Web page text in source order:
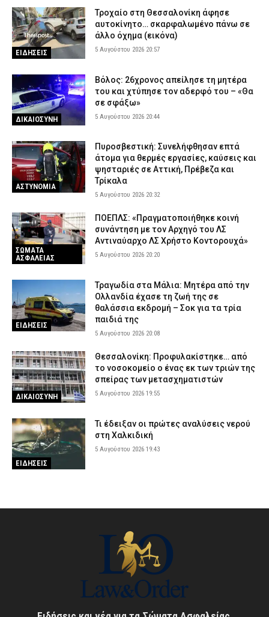
ΕΙΔΗΣΕΙΣ
Τροχαίο στη Θεσσαλονίκη άφησε
αυτοκίνητο… σκαρφαλωμένο πάνω σε
άλλο όχημα (εικόνα)
5 Αυγούστου 2026 20:57
ΔΙΚΑΙΟΣΥΝΗ
Βόλος: 26χρονος απείλησε τη μητέρα
του και χτύπησε τον αδερφό του – «Θα
σε σφάξω»
5 Αυγούστου 2026 20:44
ΑΣΤΥΝΟΜΙΑ
Πυροσβεστική: Συνελήφθησαν επτά
άτομα για θερμές εργασίες, καύσεις και
ψησταριές σε Αττική, Πρέβεζα και
Τρίκαλα
5 Αυγούστου 2026 20:32
ΣΩΜΑΤΑ
ΑΣΦΑΛΕΙΑΣ
ΠΟΕΠΛΣ: «Πραγματοποιήθηκε κοινή
συνάντηση με τον Αρχηγό του ΛΣ
Αντιναύαρχο ΛΣ Χρήστο Κοντορουχά»
5 Αυγούστου 2026 20:20
ΕΙΔΗΣΕΙΣ
Τραγωδία στα Μάλια: Μητέρα από την
Ολλανδία έχασε τη ζωή της σε
θαλάσσια εκδρομή – Σοκ για τα τρία
παιδιά της
5 Αυγούστου 2026 20:08
ΔΙΚΑΙΟΣΥΝΗ
Θεσσαλονίκη: Προφυλακίστηκε… από
το νοσοκομείο ο ένας εκ των τριών της
σπείρας των μετασχηματιστών
5 Αυγούστου 2026 19:55
ΕΙΔΗΣΕΙΣ
Τι έδειξαν οι πρώτες αναλύσεις νερού
στη Χαλκιδική
5 Αυγούστου 2026 19:43